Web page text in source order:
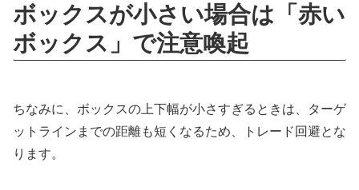
ボックスが小さい場合は「赤い
ボックス」で注意喚起
ちなみに、ボックスの上下幅が小さすぎるときは、ターゲ
ットラインまでの距離も短くなるため、トレード回避とな
ります。